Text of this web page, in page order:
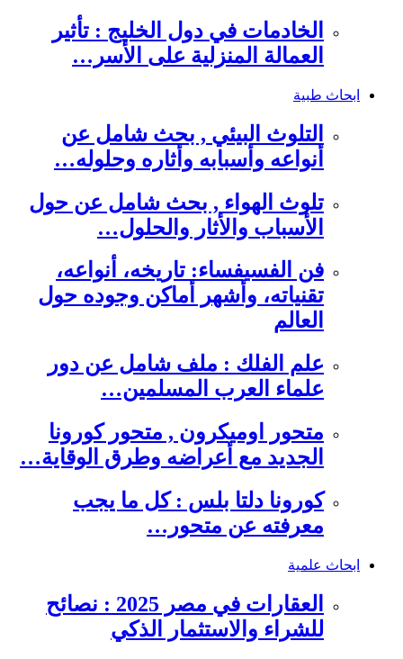
الخادمات في دول الخليج : تأثير
العمالة المنزلية على الأسر…
ابحاث طبية
التلوث البيئي , بحث شامل عن
أنواعه وأسبابه وأثاره وحلوله…
تلوث الهواء , بحث شامل عن حول
الأسباب والأثار والحلول…
فن الفسيفساء: تاريخه، أنواعه،
تقنياته، وأشهر أماكن وجوده حول
العالم
علم الفلك : ملف شامل عن دور
علماء العرب المسلمين…
متحور اوميكرون , متحور كورونا
الجديد مع أعراضه وطرق الوقاية…
كورونا دلتا بلس : كل ما يجب
معرفته عن متحور…
ابحاث علمية
العقارات في مصر 2025 : نصائح
للشراء والاستثمار الذكي